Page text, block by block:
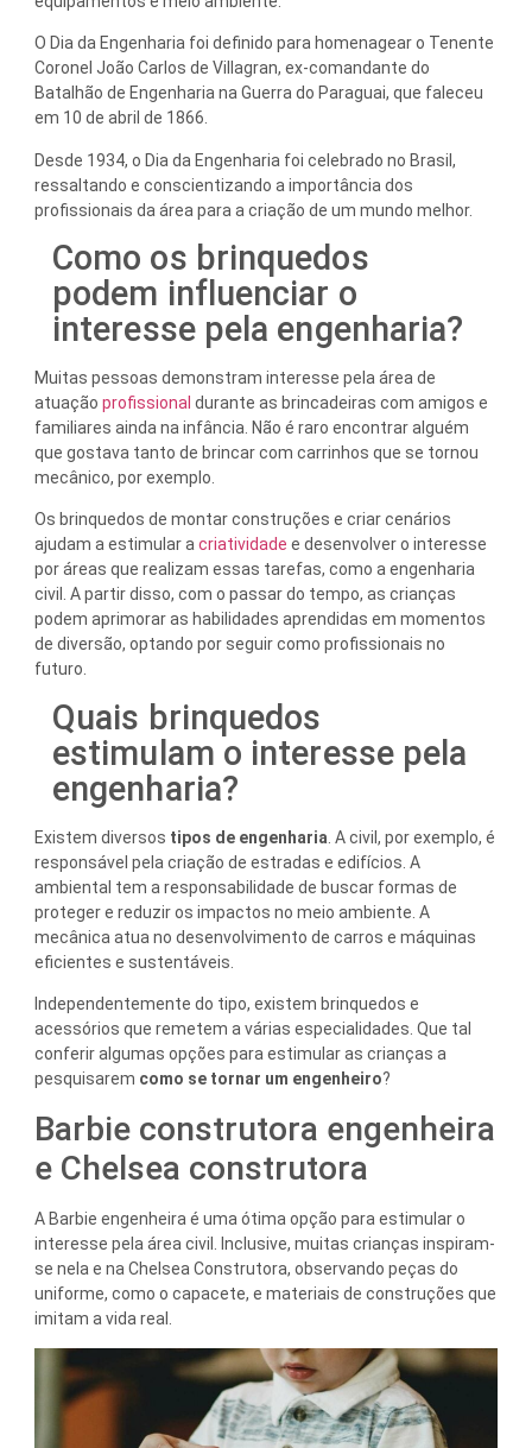
O Dia da Engenharia foi definido para homenagear o Tenente
Coronel João Carlos de Villagran, ex-comandante do
Batalhão de Engenharia na Guerra do Paraguai, que faleceu
em 10 de abril de 1866.
Desde 1934, o Dia da Engenharia foi celebrado no Brasil,
ressaltando e conscientizando a importância dos
profissionais da área para a criação de um mundo melhor.
Como os brinquedos
podem influenciar o
interesse pela engenharia?
Muitas pessoas demonstram interesse pela área de
atuação profissional durante as brincadeiras com amigos e
familiares ainda na infância. Não é raro encontrar alguém
que gostava tanto de brincar com carrinhos que se tornou
mecânico, por exemplo.
Os brinquedos de montar construções e criar cenários
ajudam a estimular acriatividade e desenvolver o interesse
por áreas que realizam essas tarefas, como a engenharia
civil. A partir disso, com o passar do tempo, as crianças
podem aprimorar as habilidades aprendidas em momentos
de diversão, optando por seguir como profissionais no
futuro.
Quais brinquedos
estimulam o interesse pela
engenharia?
Existem diversos tipos de engenharia . A civil, por exemplo, é
responsável pela criação de estradas e edifícios. A
ambiental tem a responsabilidade de buscar formas de
proteger e reduzir os impactos no meio ambiente. A
mecânica atua no desenvolvimento de carros e máquinas
eficientes e sustentáveis.
Independentemente do tipo, existem brinquedos e
acessórios que remetem a várias especialidades. Que tal
conferir algumas opções para estimular as crianças a
pesquisarem como se tornar um engenheiro?
Barbie construtora engenheira
e Chelsea construtora
A Barbie engenheira é uma ótima opção para estimular o
interesse pela área civil. Inclusive, muitas crianças inspiram-
se nela e na Chelsea Construtora, observando peças do
uniforme, como o capacete, e materiais de construções que
imitam a vida real.